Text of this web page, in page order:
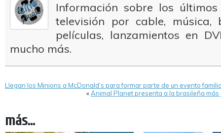
Información sobre los
televisión por cable, música,
películas, lanzamientos en
mucho más.
Llegan los Minions a McDonald’s para formar parte de un evento
«Animal Planet presenta a la brasileña
más...